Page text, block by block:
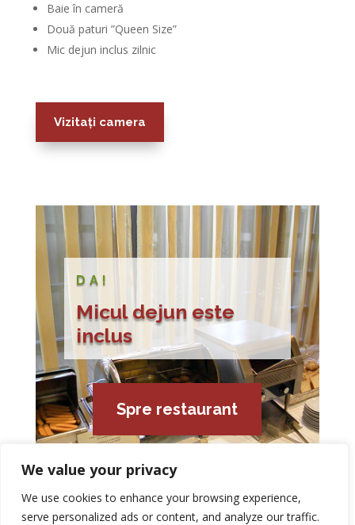
We value your privacy
We use cookies to enhance your browsing experience,
serve personalized ads or content, and analyze our traffic.
Baie în cameră
Două paturi ”Queen Size”
Mic dejun inclus zilnic
Vizitați camera
DA!
Micul dejun este
inclus
Spre restaurant